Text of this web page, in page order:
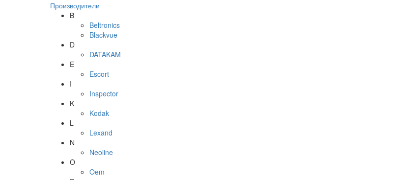
Производители
B
Beltronics
Blackvue
D
DATAKAM
E
Escort
I
Inspector
K
Kodak
L
Lexand
N
Neoline
O
Oem